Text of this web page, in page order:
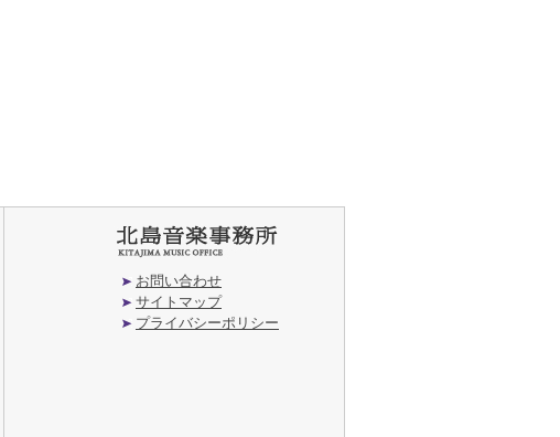
お問い合わせ
サイトマップ
プライバシーポリシー